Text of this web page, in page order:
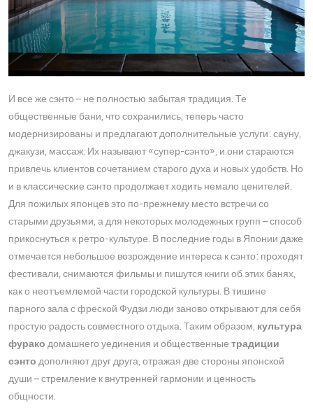
И все же сэнто – не полностью забытая традиция. Те
общественные бани, что сохранились, теперь часто
модернизированы и предлагают дополнительные услуги: сауну,
джакузи, массаж. Их называют «супер-сэнто», и они стараются
привлечь клиентов сочетанием старого духа и новых удобств. Но
и в классические сэнто продолжает ходить немало ценителей.
Для пожилых японцев это по-прежнему место встречи со
старыми друзьями, а для некоторых молодежных групп – способ
прикоснуться к ретро-культуре. В последние годы в Японии даже
отмечается небольшое возрождение интереса к сэнто: проходят
фестивали, снимаются фильмы и пишутся книги об этих банях,
как о неотъемлемой части городской культуры. В тишине
парного зала с фреской Фудзи люди заново открывают для себя
простую радость совместного отдыха. Таким образом, культура
фурако домашнего уединения и общественные традиции
сэнто дополняют друг друга, отражая две стороны японской
души – стремление к внутренней гармонии и ценность
общности.